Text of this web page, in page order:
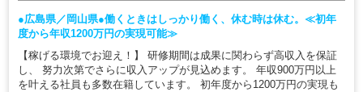
●広島県／岡山県●働くときはしっかり働く、休む時は休む。≪初年
度から年収1200万円の実現可能≫
【稼げる環境でお迎え！】 研修期間は成果に関わらず高収入を保証
し、 努力次第でさらに収入アップが見込めます。 年収900万円以上
を叶える社員も多数在籍しています。 初年度から1200万円の実現も